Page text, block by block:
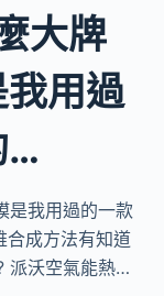
大牌
用過
…
是我用過的一款
成方法有知道
派沃空氣能熱…